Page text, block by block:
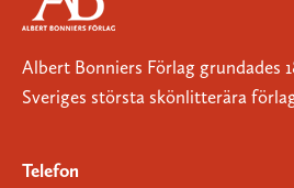
Albert Bonniers Förlag grundades
Sveriges största skönlitterära
Telefon